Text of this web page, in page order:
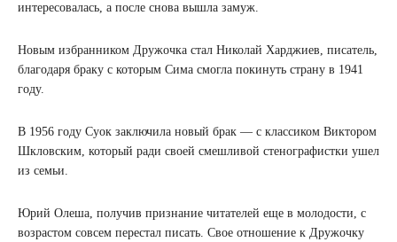
интересовалась, а после снова вышла замуж.
Новым избранником Дружочка стал Николай Харджиев, писатель,
благодаря браку с которым Сима смогла покинуть страну в 1941
году.
В 1956 году Суок заключила новый брак — с классиком Виктором
Шкловским, который ради своей смешливой стенографистки ушел
из семьи.
Юрий Олеша, получив признание читателей еще в молодости, с
возрастом совсем перестал писать. Свое отношение к Дружочку